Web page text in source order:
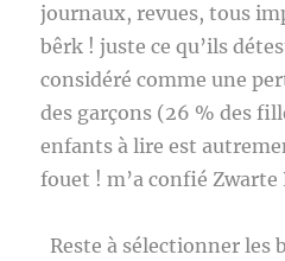
journaux, revues, tous
bêrk ! juste ce qu’ils
considéré comme une
des garçons (26 % des
enfants à lire est
fouet ! m’a confié Zwarte
Reste à sélectionner les